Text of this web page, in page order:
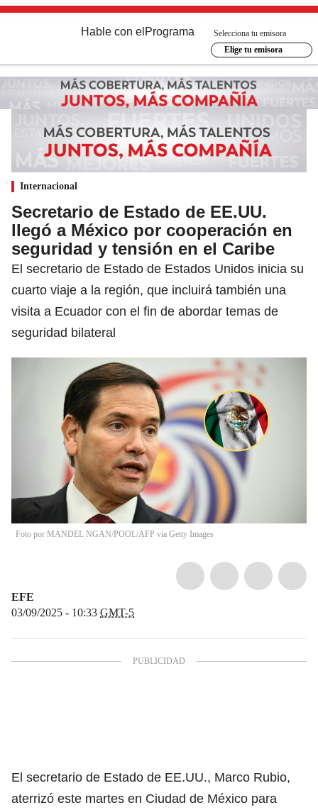
Hable con el Programa
Selecciona tu emisora
Elige tu emisora
Internacional
Secretario de Estado de EE.UU.
llegó a México por cooperación en
seguridad y tensión en el Caribe
El secretario de Estado de Estados Unidos inicia su
cuarto viaje a la región, que incluirá también una
visita a Ecuador con el fin de abordar temas de
seguridad bilateral
Foto por MANDEL NGAN/POOL/AFP via Getty Images
EFE
03/09/2025 - 10:33 GMT-5
El secretario de Estado de EE.UU., Marco Rubio,
aterrizó este martes en Ciudad de México para